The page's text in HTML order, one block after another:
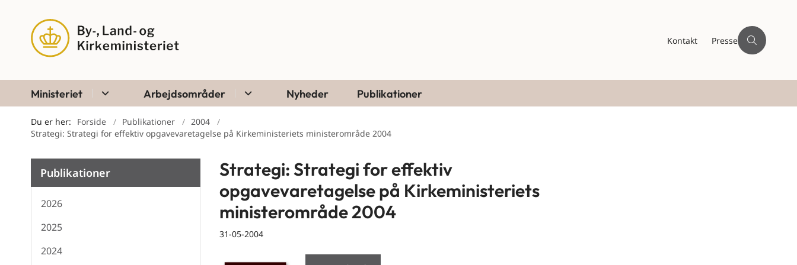
Kontakt Presse
Ministeriet Arbejdsområder Nyheder Publikationer
Du er her: Forside Publikationer
2004
Strategi: Strategi for effektiv opgavevaretagelse på Kirkeministeriets ministerområde 2004
Publikationer
2026
2025
2024
Strategi: Strategi for effektiv
opgavevaretagelse på Kirkeministeriets
ministerområde 2004
31-05-2004